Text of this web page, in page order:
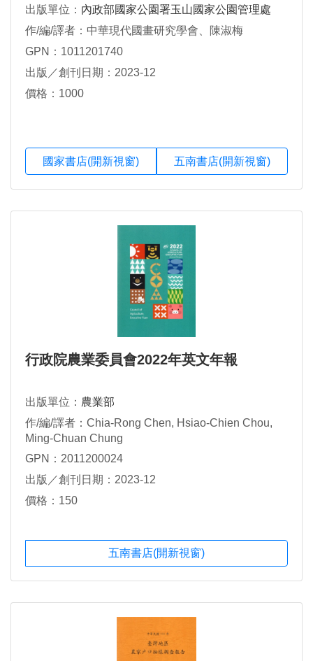
出版單位： 內政部國家公園署玉山國家公園管理處
作/編/譯者：中華現代國畫研究學會、陳淑梅
GPN：1011201740
出版／創刊日期：2023-12
價格：1000
國家書店(開新視窗) 五南書店(開新視窗)
行政院農業委員會2022年英文年報
出版單位： 農業部
作/編/譯者：Chia-Rong Chen, Hsiao-Chien Chou,
Ming-Chuan Chung
GPN：2011200024
出版／創刊日期：2023-12
價格：150
五南書店(開新視窗)